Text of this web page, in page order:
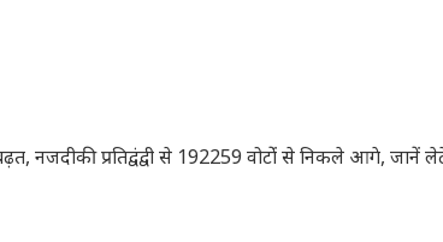
प्रतिद्वंद्वी से 192259 वोटोंं से निकले आगे, जानें